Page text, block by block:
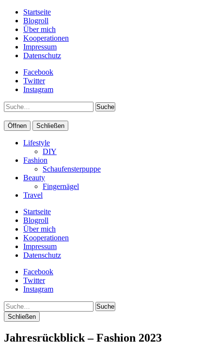
Startseite
Blogroll
Über mich
Kooperationen
Impressum
Datenschutz
Facebook
Twitter
Instagram
Suche
Öffnen Schließen
Lifestyle
DIY
Fashion
Schaufensterpuppe
Beauty
Fingernägel
Travel
Startseite
Blogroll
Über mich
Kooperationen
Impressum
Datenschutz
Facebook
Twitter
Instagram
Suche
Schließen
Jahresrückblick – Fashion 2023